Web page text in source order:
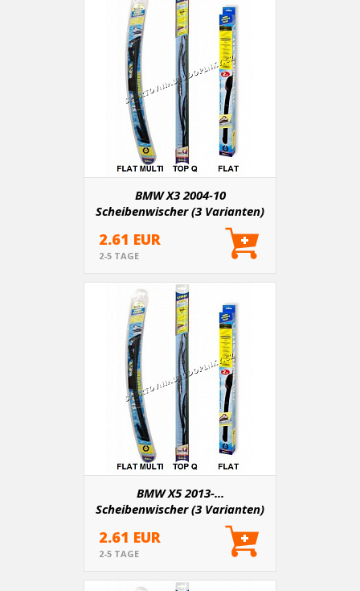
BMW X3 2004-10
Scheibenwischer (3 Varianten)
2.61 EUR
2-5 TAGE
BMW X5 2013-...
Scheibenwischer (3 Varianten)
2.61 EUR
2-5 TAGE